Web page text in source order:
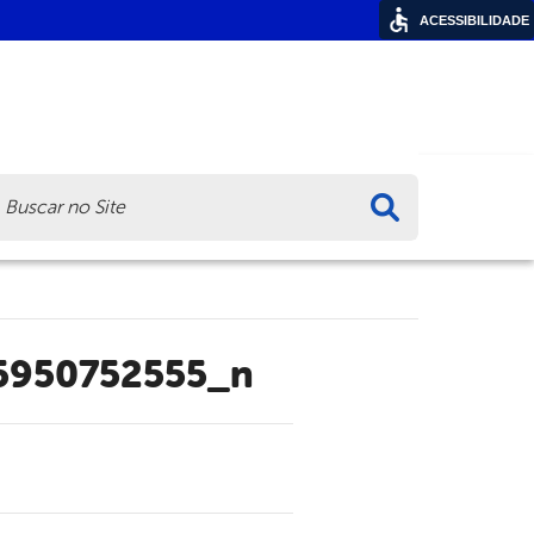
ACESSIBILIDADE